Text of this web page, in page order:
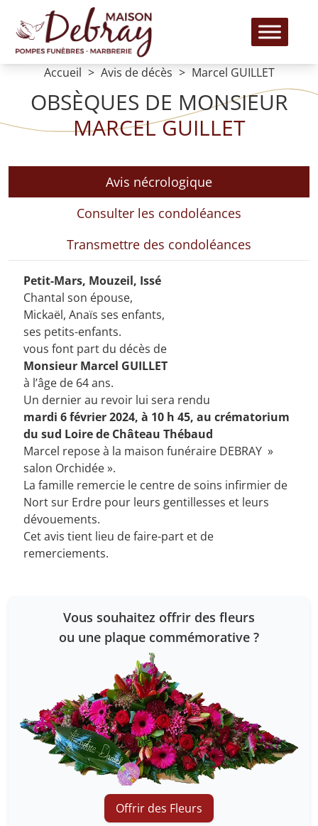
Accueil Avis de décès Marcel GUILLET
OBSÈQUES DE MONSIEUR
MARCEL GUILLET
Avis nécrologique
Consulter les condoléances
Transmettre des condoléances
Petit-Mars, Mouzeil, Issé
Chantal son épouse,
Mickaël, Anaïs ses enfants,
ses petits-enfants.
vous font part du décès de
Monsieur Marcel GUILLET
à l’âge de 64 ans.
Un dernier au revoir lui sera rendu
mardi 6 février 2024, à 10 h 45, au crématorium
du sud Loire de Château Thébaud
Marcel repose à la maison funéraire DEBRAY »
salon Orchidée ».
La famille remercie le centre de soins infirmier de
Nort sur Erdre pour leurs gentillesses et leurs
dévouements.
Cet avis tient lieu de faire-part et de
remerciements.
Vous souhaitez offrir des fleurs
ou une plaque commémorative ?
Offrir des Fleurs